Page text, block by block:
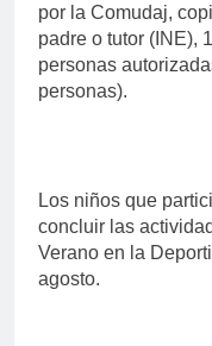
por la Comudaj,
padre o tutor (INE),
personas
personas).
Los niños que
concluir las
Verano en la
agosto.